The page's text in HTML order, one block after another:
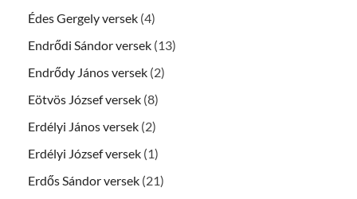
Édes Gergely versek (4)
Endrődi Sándor versek (13)
Endrődy János versek (2)
Eötvös József versek (8)
Erdélyi János versek (2)
Erdélyi József versek (1)
Erdős Sándor versek (21)